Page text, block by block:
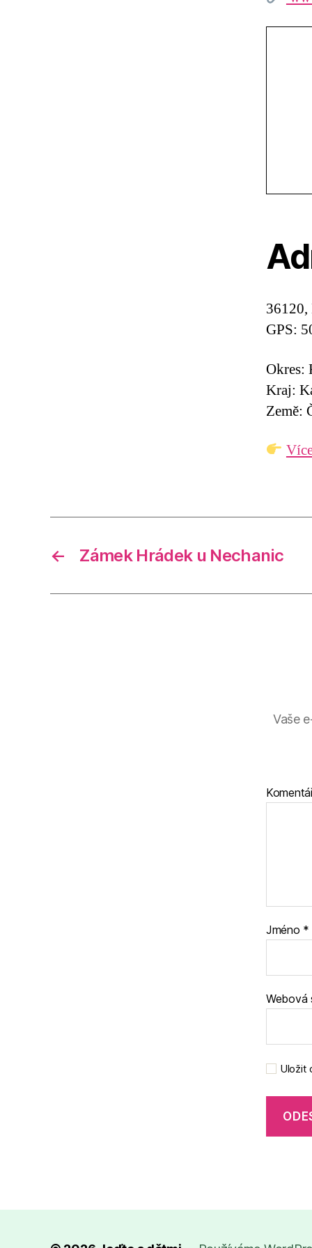
GPS:
Okres:
Kraj:
Země:
← Zámek Hrádek u Nechanic
Vaše
Jméno *
Webová
Uložit